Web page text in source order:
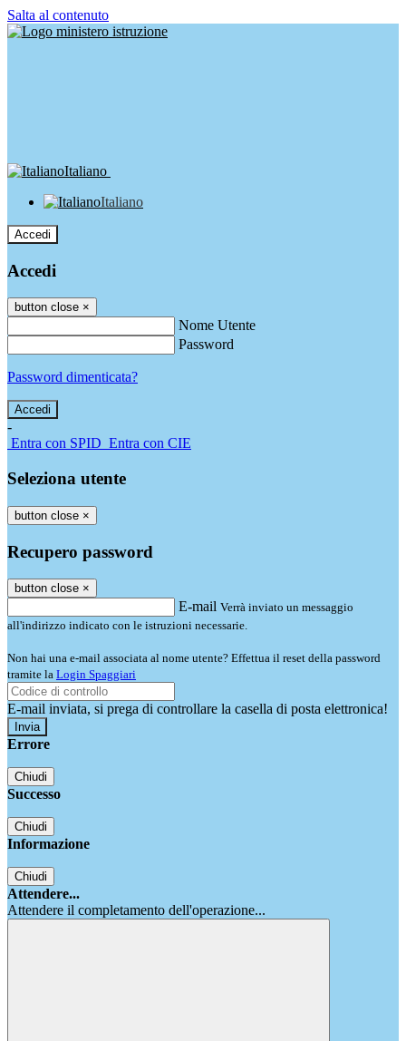
Salta al contenuto
Italiano
Italiano
Accedi
Accedi
button close ×
Nome Utente
Password
Password dimenticata?
-
Entra con SPID Entra con CIE
Seleziona utente
button close ×
Recupero password
button close ×
E-mail Verrà inviato un messaggio
all'indirizzo indicato con le istruzioni necessarie.
Non hai una e-mail associata al nome utente? Effettua il reset della password
tramite la Login Spaggiari
E-mail inviata, si prega di controllare la casella di posta elettronica!
Errore
Chiudi
Successo
Chiudi
Informazione
Chiudi
Attendere...
Attendere il completamento dell'operazione...